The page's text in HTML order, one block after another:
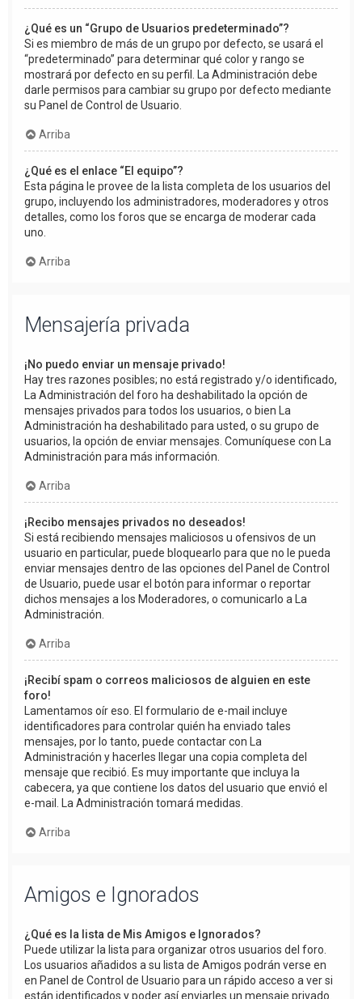
¿Qué es un “Grupo de Usuarios predeterminado”?
Si es miembro de más de un grupo por defecto, se usará el
“predeterminado” para determinar qué color y rango se
mostrará por defecto en su perfil. La Administración debe
darle permisos para cambiar su grupo por defecto mediante
su Panel de Control de Usuario.
Arriba
¿Qué es el enlace “El equipo”?
Esta página le provee de la lista completa de los usuarios del
grupo, incluyendo los administradores, moderadores y otros
detalles, como los foros que se encarga de moderar cada
uno.
Arriba
Mensajería privada
¡No puedo enviar un mensaje privado!
Hay tres razones posibles; no está registrado y/o identificado,
La Administración del foro ha deshabilitado la opción de
mensajes privados para todos los usuarios, o bien La
Administración ha deshabilitado para usted, o su grupo de
usuarios, la opción de enviar mensajes. Comuníquese con La
Administración para más información.
Arriba
¡Recibo mensajes privados no deseados!
Si está recibiendo mensajes maliciosos u ofensivos de un
usuario en particular, puede bloquearlo para que no le pueda
enviar mensajes dentro de las opciones del Panel de Control
de Usuario, puede usar el botón para informar o reportar
dichos mensajes a los Moderadores, o comunicarlo a La
Administración.
Arriba
¡Recibí spam o correos maliciosos de alguien en este
foro!
Lamentamos oír eso. El formulario de e-mail incluye
identificadores para controlar quién ha enviado tales
mensajes, por lo tanto, puede contactar con La
Administración y hacerles llegar una copia completa del
mensaje que recibió. Es muy importante que incluya la
cabecera, ya que contiene los datos del usuario que envió el
e-mail. La Administración tomará medidas.
Arriba
Amigos e Ignorados
¿Qué es la lista de Mis Amigos e Ignorados?
Puede utilizar la lista para organizar otros usuarios del foro.
Los usuarios añadidos a su lista de Amigos podrán verse en
en Panel de Control de Usuario para un rápido acceso a ver si
están identificados y poder así enviarles un mensaje privado.